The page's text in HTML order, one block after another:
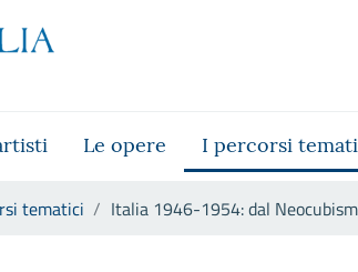
Le opere I percorsi
tematici Italia 1946-1954: dal